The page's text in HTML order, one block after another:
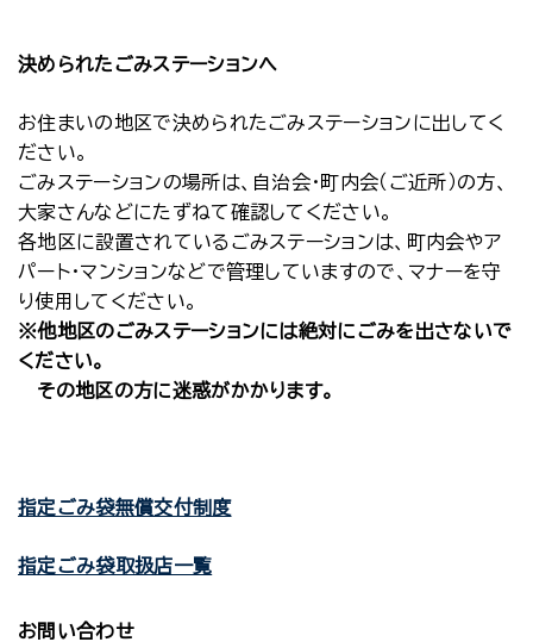
決められたごみステーションへ
お住まいの地区で決められたごみステーションに出してく
ださい。
ごみステーションの場所は、自治会・町内会（ご近所）の方、
大家さんなどにたずねて確認してください。
各地区に設置されているごみステーションは、町内会やア
パート・マンションなどで管理していますので、マナーを守
り使用してください。
※他地区のごみステーションには絶対にごみを出さないで
ください。
その地区の方に迷惑がかかります。
指定ごみ袋無償交付制度
指定ごみ袋取扱店一覧
お問い合わせ